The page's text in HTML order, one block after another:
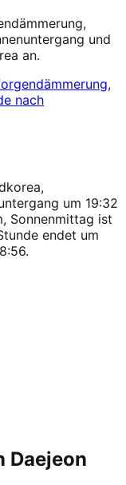
und
an.
nach
um 19:32
Sonnenmittag ist
endet um
Daejeon